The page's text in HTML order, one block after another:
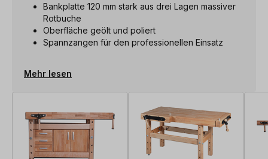
Bankplatte 120 mm stark aus drei Lagen massiver
Rotbuche
Oberfläche geölt und poliert
Spannzangen für den professionellen Einsatz
Mehr lesen